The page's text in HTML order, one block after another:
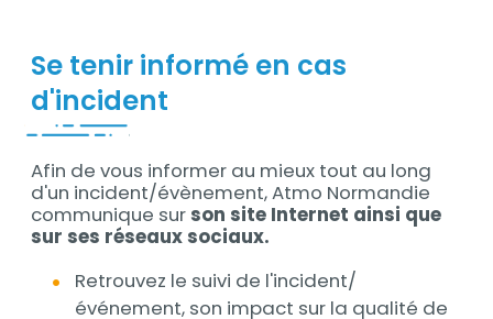
Se tenir informé en cas
d'incident
Contenu
Afin de vous informer au mieux tout au long
d'un incident/évènement, Atmo Normandie
communique surson site Internet ainsi que
sur ses réseaux sociaux.
Retrouvez le suivi de l'incident/
événement, son impact sur la qualité de